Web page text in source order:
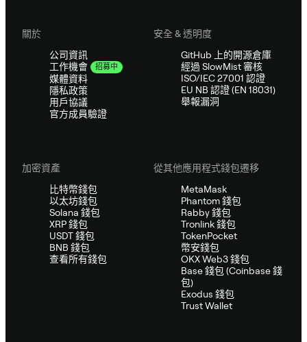
關於
公司資訊
工作機會
招募中
媒體資料
隱私政策
用戶協議
官方成員驗證
安全 & 透明度
GitHub 上的開源倉庫
經過 SlowMist 審核
ISO/IEC 27001 認證
EU NB 認證 (EN 18031)
舉報漏洞
加密資產
比特幣錢包
以太坊錢包
Solana 錢包
XRP 錢包
USDT 錢包
BNB 錢包
查看所有錢包
從其他應用程式錢包遷移
MetaMask
Phantom 錢包
Rabby 錢包
Tronlink 錢包
TokenPocket
幣安錢包
OKX Web3 錢包
Base 錢包 (Coinbase 錢
包)
Exodus 錢包
Trust Wallet